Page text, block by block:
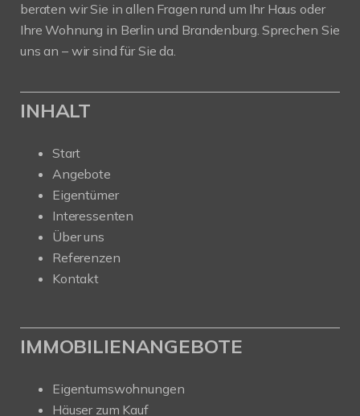
beraten wir Sie in allen Fragen rund um Ihr Haus oder
Ihre Wohnung in Berlin und Brandenburg. Sprechen Sie
uns an – wir sind für Sie da.
INHALT
Start
Angebote
Eigentümer
Interessenten
Über uns
Referenzen
Kontakt
IMMOBILIENANGEBOTE
Eigentumswohnungen
Häuser zum Kauf